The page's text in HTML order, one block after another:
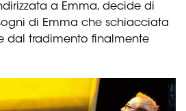
a Emma, decide di
di Emma che schiacciata
dal tradimento finalmente